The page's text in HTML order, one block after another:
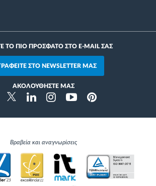
ΤΟ ΠΙΟ ΠΡΟΣΦΑΤΟ ΣΤΟ E-MAIL ΣΑΣ
ΣΤΟ NEWSLETTER ΜΑΣ
ΑΚΟΛΟΥΘΗΣΤΕ ΜΑΣ
TwitterLinkedinInstragramYoutubePinterest
Βραβεία και αναγνωρίσεις